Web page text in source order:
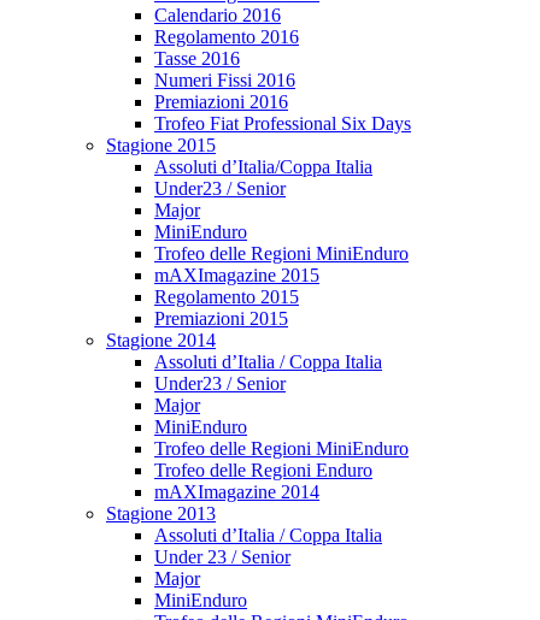
Calendario 2016
Regolamento 2016
Tasse 2016
Numeri Fissi 2016
Premiazioni 2016
Trofeo Fiat Professional Six Days
Stagione 2015
Assoluti d’Italia/Coppa Italia
Under23 / Senior
Major
MiniEnduro
Trofeo delle Regioni MiniEnduro
mAXImagazine 2015
Regolamento 2015
Premiazioni 2015
Stagione 2014
Assoluti d’Italia / Coppa Italia
Under23 / Senior
Major
MiniEnduro
Trofeo delle Regioni MiniEnduro
Trofeo delle Regioni Enduro
mAXImagazine 2014
Stagione 2013
Assoluti d’Italia / Coppa Italia
Under 23 / Senior
Major
MiniEnduro